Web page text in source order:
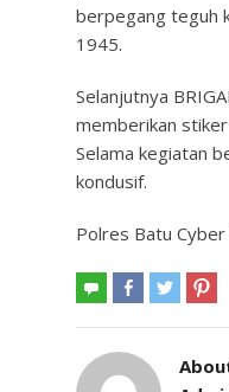
berpegang teguh
1945.
Selanjutnya
memberikan stiker
Selama kegiatan
kondusif.
Polres Batu